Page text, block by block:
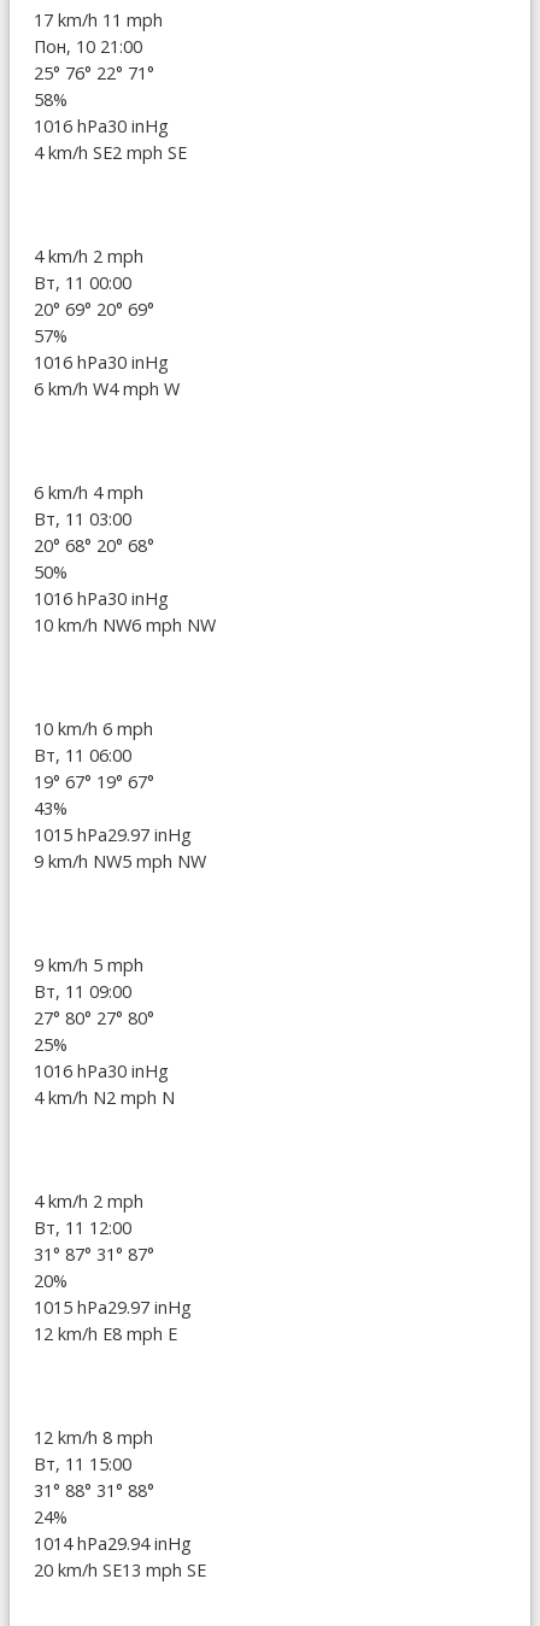
17 km/h 11 mph
Пон, 10 21:00
25° 76° 22° 71°
58%
1016 hPa30 inHg
4 km/h SE2 mph SE
4 km/h 2 mph
Вт, 11 00:00
20° 69° 20° 69°
57%
1016 hPa30 inHg
6 km/h W4 mph W
6 km/h 4 mph
Вт, 11 03:00
20° 68° 20° 68°
50%
1016 hPa30 inHg
10 km/h NW6 mph NW
10 km/h 6 mph
Вт, 11 06:00
19° 67° 19° 67°
43%
1015 hPa29.97 inHg
9 km/h NW5 mph NW
9 km/h 5 mph
Вт, 11 09:00
27° 80° 27° 80°
25%
1016 hPa30 inHg
4 km/h N2 mph N
4 km/h 2 mph
Вт, 11 12:00
31° 87° 31° 87°
20%
1015 hPa29.97 inHg
12 km/h E8 mph E
12 km/h 8 mph
Вт, 11 15:00
31° 88° 31° 88°
24%
1014 hPa29.94 inHg
20 km/h SE13 mph SE